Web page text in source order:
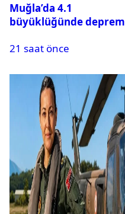
Muğla’da 4.1
büyüklüğünde deprem
21 saat önce